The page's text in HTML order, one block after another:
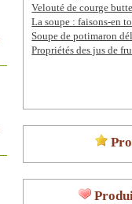
Velouté de courge
La soupe : faisons-en
Soupe de potimaron
Propriétés des jus de